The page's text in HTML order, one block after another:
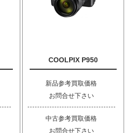
COOLPIX P950
新品参考買取価格
お問合せ下さい
中古参考買取価格
お問合せ下さい